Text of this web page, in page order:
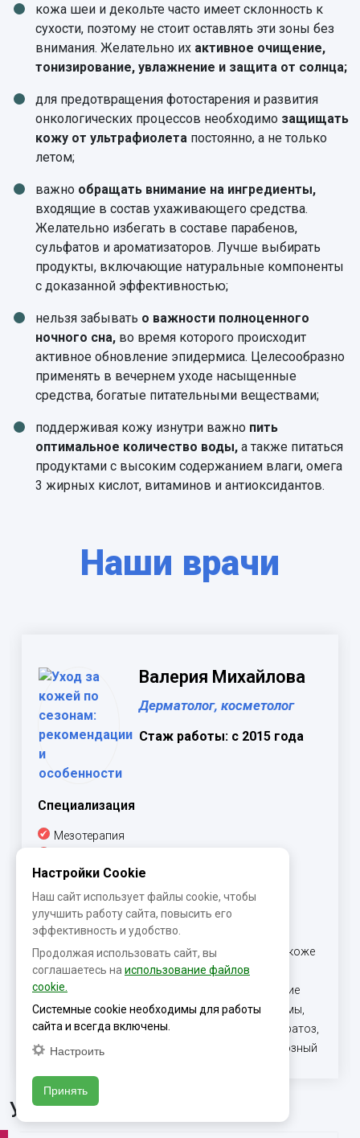
кожа шеи и декольте часто имеет склонность к
сухости, поэтому не стоит оставлять эти зоны без
внимания. Желательно их активное очищение,
тонизирование, увлажнение и защита от солнца;
для предотвращения фотостарения и развития
онкологических процессов необходимо защищать
кожу от ультрафиолета постоянно, а не только
летом;
важно обращать внимание на ингредиенты,
входящие в состав ухаживающего средства.
Желательно избегать в составе парабенов,
сульфатов и ароматизаторов. Лучше выбирать
продукты, включающие натуральные компоненты
с доказанной эффективностью;
нельзя забывать о важности полноценного
ночного сна, во время которого происходит
активное обновление эпидермиса. Целесообразно
применять в вечернем уходе насыщенные
средства, богатые питательными веществами;
поддерживая кожу изнутри важно пить
оптимальное количество воды, а также питаться
продуктами с высоким содержанием влаги, омега
3 жирных кислот, витаминов и антиоксидантов.
Наши врачи
Валерия Михайлова
Дерматолог, косметолог
Стаж работы: с 2015 года
Специализация
Мезотерапия
Плазмолифтинг
iPL (световая терапия м22)
Химические пилинги
Уходовые процедуры (HydraFacial)
Диагностическая биопсия образований на коже
(punch, шейв)
Лазерная и радиоволновая хиругия (удаление
доброкачественных образований: папилломы,
внутридермальные невусы, себорейного кератоз,
гемангиомы, вирусные бородавки, контагиозный
Услуги клиники
Настройки Cookie
Наш сайт использует файлы cookie, чтобы
улучшить работу сайта, повысить его
эффективность и удобство.
Продолжая использовать сайт, вы
соглашаетесь на использование файлов
cookie.
Системные cookie необходимы для работы
сайта и всегда включены.
Настроить
Принять